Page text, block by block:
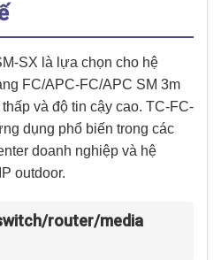
SX là lựa chọn cho hệ
FC/APC-FC/APC SM 3m
và độ tin cậy cao. TC-FC-
dụng phổ biến trong các
doanh nghiệp và hệ
outdoor.
router/media